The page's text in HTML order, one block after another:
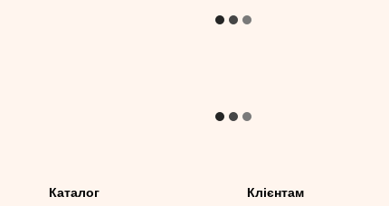
Каталог Клієнтам